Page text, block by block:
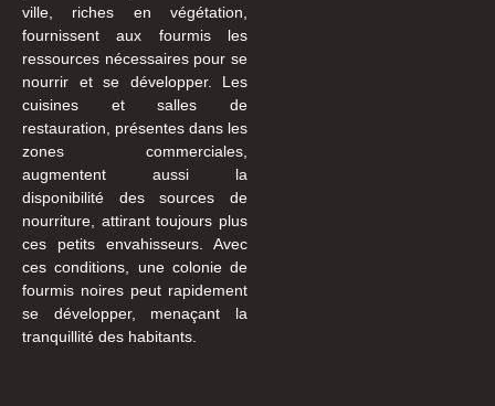
ville, riches en végétation,
fournissent aux fourmis les
ressources nécessaires pour se
nourrir et se développer. Les
cuisines et salles de
restauration, présentes dans les
zones commerciales,
augmentent aussi la
disponibilité des sources de
nourriture, attirant toujours plus
ces petits envahisseurs. Avec
ces conditions, une colonie de
fourmis noires peut rapidement
se développer, menaçant la
tranquillité des habitants.